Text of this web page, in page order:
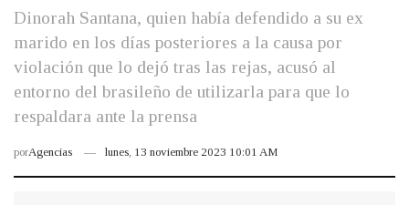
Dinorah Santana, quien había defendido a su ex
marido en los días posteriores a la causa por
violación que lo dejó tras las rejas, acusó al
entorno del brasileño de utilizarla para que lo
respaldara ante la prensa
porAgencias lunes, 13 noviembre 2023 10:01 AM